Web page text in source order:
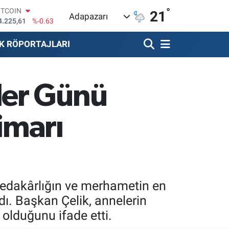
%0
%-0.08
%0.45
%70
Adapazarı 21 °
RÖPORTAJLARI
Günü
ve merhametin en
Başkan Çelik, annelerin
olduğunu ifade etti.